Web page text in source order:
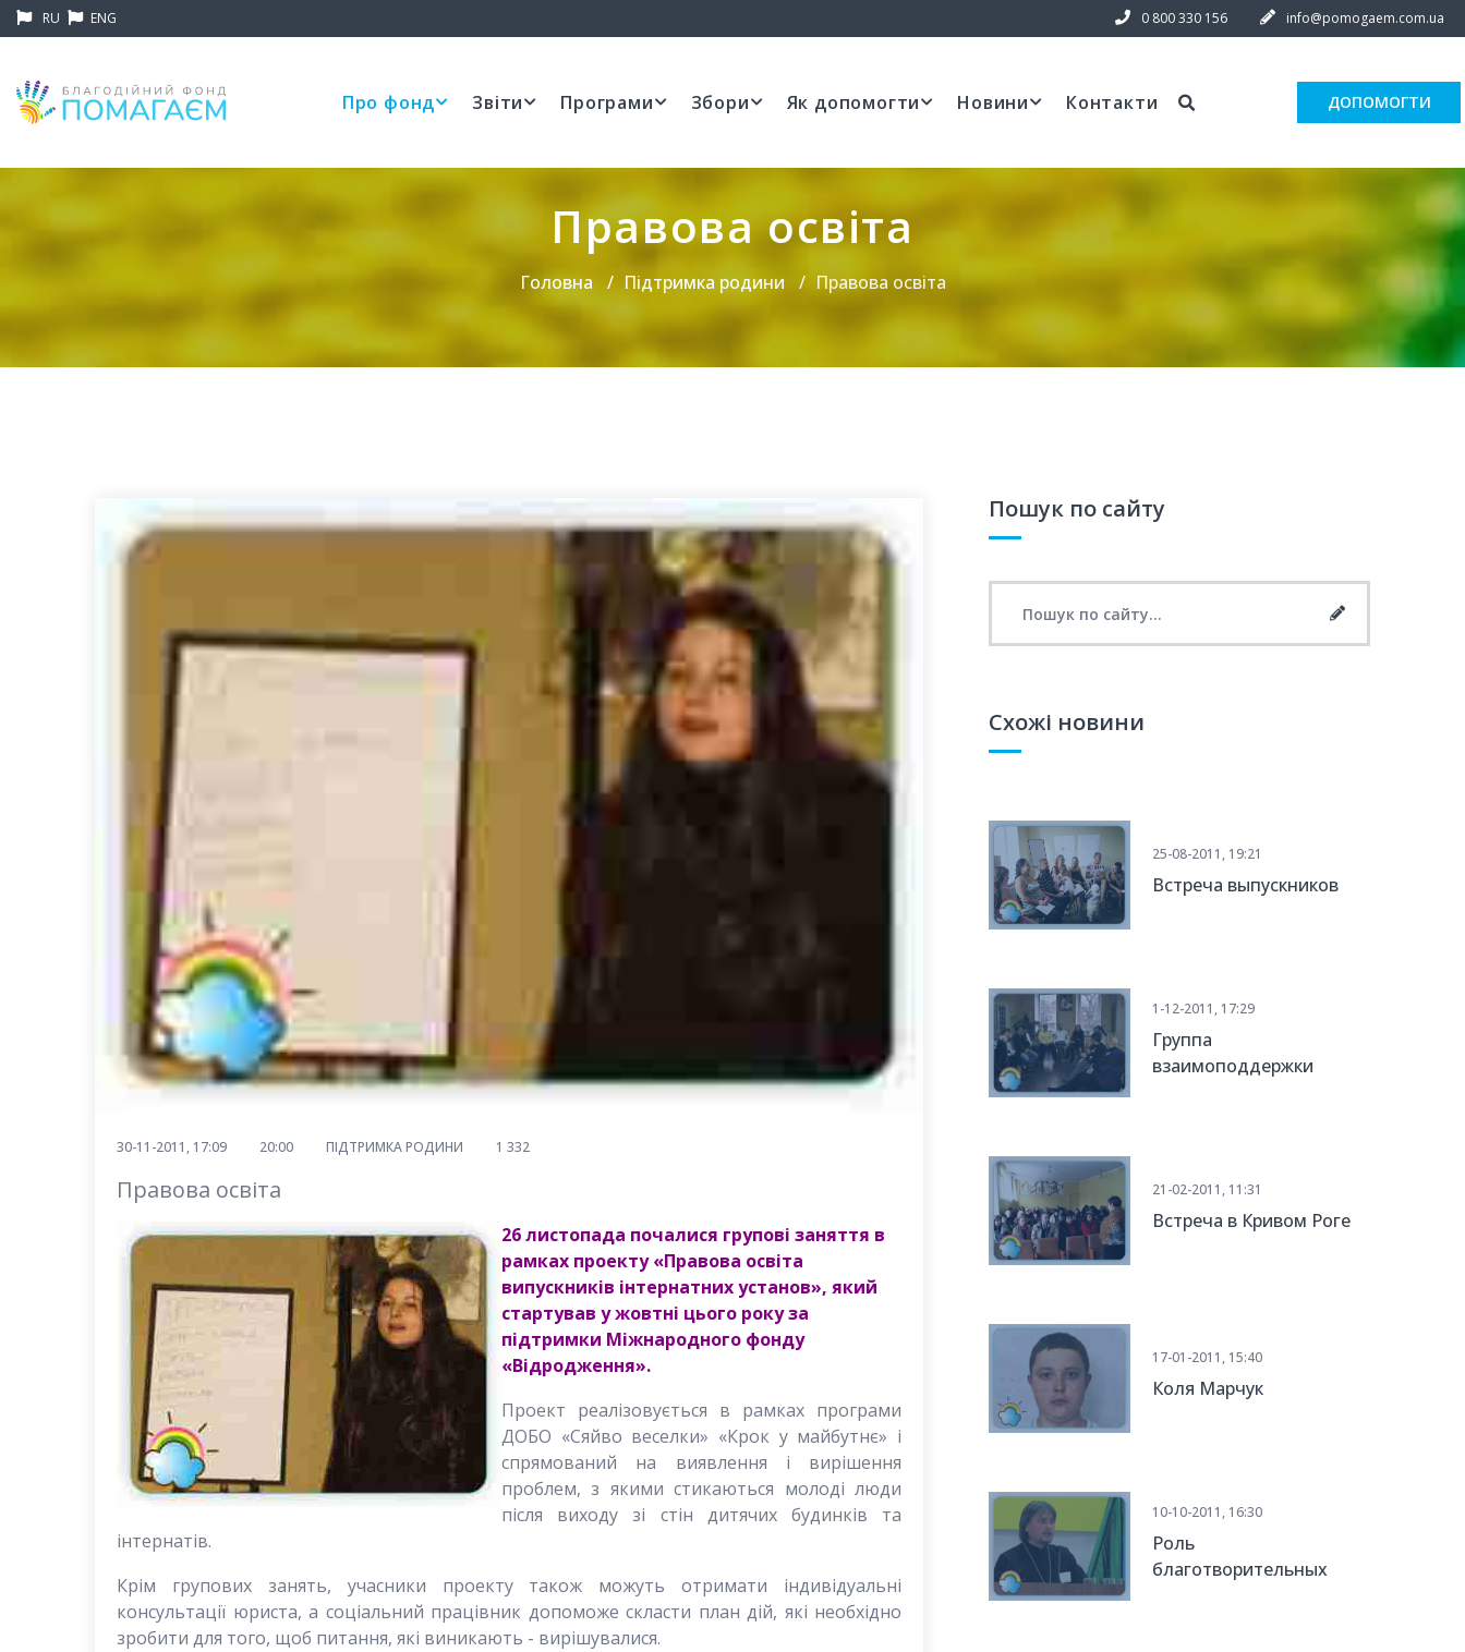
RU ENG 0 800 330 156 info@pomogaem.com.ua
Про фонд Звіти Програми Збори Як допомогти Новини Контакти ДОПОМОГТИ
Правова освіта
Головна Підтримка родини Правова освіта
30-11-2011, 17:09 20:00 ПІДТРИМКА РОДИНИ 1 332
Правова освіта
26 листопада почалися групові заняття в
рамках проекту «Правова освіта
випускників інтернатних установ», який
стартував у жовтні цього року за
підтримки Міжнародного фонду
«Відродження».
Проект реалізовується в рамках програми
ДОБО «Сяйво веселки» «Крок у майбутнє» і
спрямований на виявлення і вирішення
проблем, з якими стикаються молоді люди
після виходу зі стін дитячих будинків та
інтернатів.
Крім групових занять, учасники проекту також можуть отримати індивідуальні
консультації юриста, а соціальний працівник допоможе скласти план дій, які необхідно
зробити для того, щоб питання, які виникають - вирішувалися.
Пошук по сайту
Search
Схожі новини
25-08-2011, 19:21
Встреча выпускников
1-12-2011, 17:29
Группа
взаимоподдержки
21-02-2011, 11:31
Встреча в Кривом Роге
17-01-2011, 15:40
Коля Марчук
10-10-2011, 16:30
Роль
благотворительных